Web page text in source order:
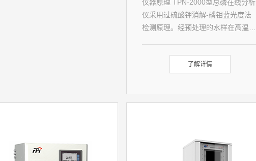
仪器原理 TPN-2000型总磷在线分析
仪采用过硫酸钾消解-磷钼蓝光度法
检测原理。经预处理的水样在高温高
的测量方法符合《水质 总磷的测定钼
了解详情